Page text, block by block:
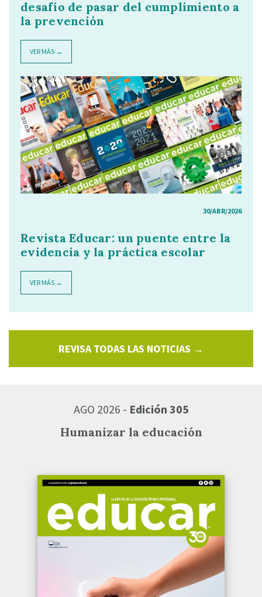
desafío de pasar del cumplimiento a
la prevención
VER MÁS →
30/ABR/2026
Revista Educar: un puente entre la
evidencia y la práctica escolar
VER MÁS →
REVISA TODAS LAS NOTICIAS →
AGO 2026 - Edición 305
Humanizar la educación